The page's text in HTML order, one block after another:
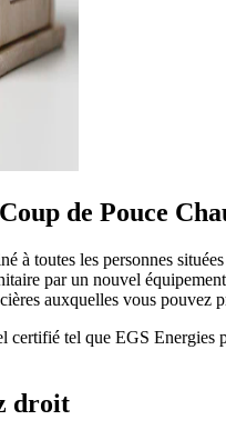
de Pouce
à toutes les personnes
par un nouvel
auxquelles vous pouvez
tel que EGS
droit